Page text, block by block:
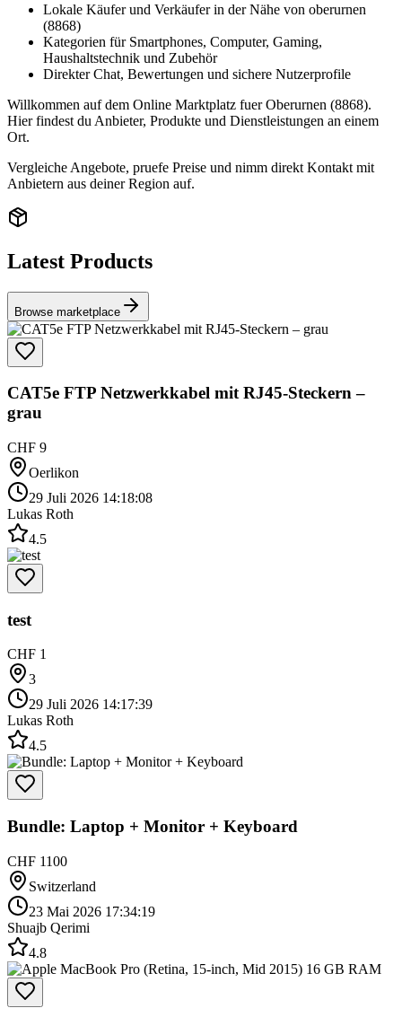
Lokale Käufer und Verkäufer in der Nähe von oberurnen
(8868)
Kategorien für Smartphones, Computer, Gaming,
Haushaltstechnik und Zubehör
Direkter Chat, Bewertungen und sichere Nutzerprofile
Willkommen auf dem Online Marktplatz fuer Oberurnen (8868).
Hier findest du Anbieter, Produkte und Dienstleistungen an einem
Ort.
Vergleiche Angebote, pruefe Preise und nimm direkt Kontakt mit
Anbietern aus deiner Region auf.
Latest Products
Browse marketplace
CAT5e FTP Netzwerkkabel mit RJ45-Steckern –
grau
CHF 9
Oerlikon
29 Juli 2026 14:18:08
Lukas Roth
4.5
test
CHF 1
3
29 Juli 2026 14:17:39
Lukas Roth
4.5
Bundle: Laptop + Monitor + Keyboard
CHF 1100
Switzerland
23 Mai 2026 17:34:19
Shuajb Qerimi
4.8